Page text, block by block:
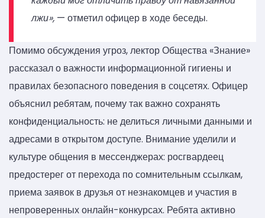
лжи», — отметил офицер в ходе беседы.
Помимо обсуждения угроз, лектор Общества «Знание»
рассказал о важности информационной гигиены и
правилах безопасного поведения в соцсетях. Офицер
объяснил ребятам, почему так важно сохранять
конфиденциальность: не делиться личными данными и
адресами в открытом доступе. Внимание уделили и
культуре общения в мессенджерах: росгвардеец
предостерег от перехода по сомнительным ссылкам,
приема заявок в друзья от незнакомцев и участия в
непроверенных онлайн-конкурсах. Ребята активно